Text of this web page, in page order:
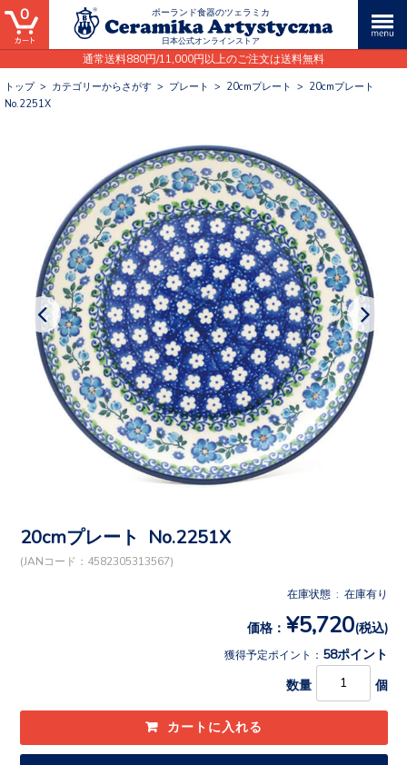
ポーランド食器のツェラミカ
日本公式オンラインストア
通常送料880円/11,000円以上のご注文は送料無料
0
トップ> カテゴリーからさがす > プレート > 20cmプレート > 20cmプレート
No.2251X
20cmプレート No.2251X
(JANコード：4582305313567)
在庫状態 : 在庫有り
価格： ¥5,720(税込)
獲得予定ポイント： 58ポイント
数量 個